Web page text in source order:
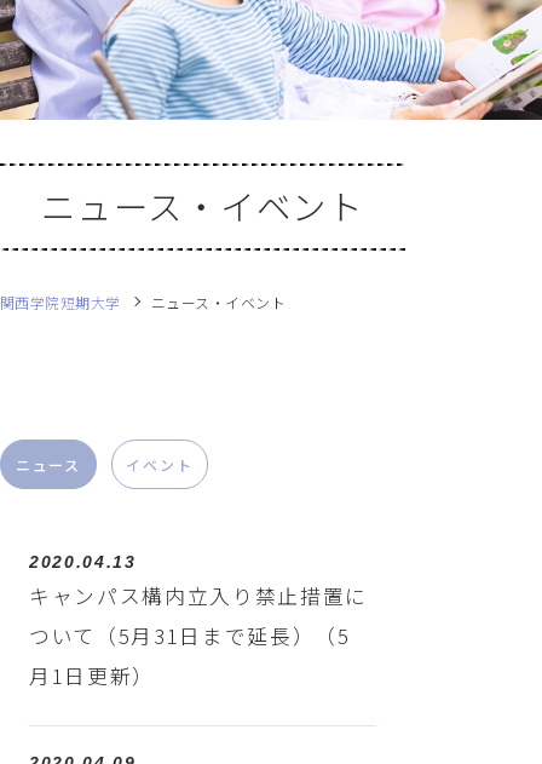
ニュース・イベント
関西学院短期大学 ニュース・イベント
ニュース イベント
2020.04.13
キャンパス構内立入り禁止措置に
ついて（5月31日まで延長）（5
月1日更新）